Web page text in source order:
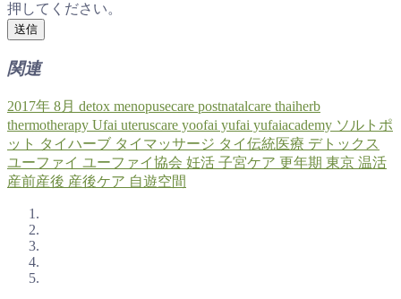
押してください。
関連
2017年 8月 detox menopusecare postnatalcare thaiherb
thermotherapy Ufai uteruscare yoofai yufai yufaiacademy ソルトポ
ット タイハーブ タイマッサージ タイ伝統医療 デトックス
ユーファイ ユーファイ協会 妊活 子宮ケア 更年期 東京 温活
産前産後 産後ケア 自遊空間